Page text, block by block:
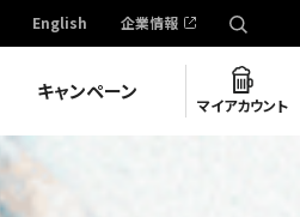
English 企業情報
キャンペーン
マイアカウント